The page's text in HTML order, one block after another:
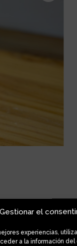
Gestionar el
experiencias,
a la información